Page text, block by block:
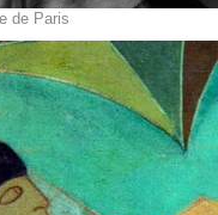
de Paris